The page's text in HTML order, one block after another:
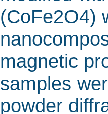
(CoFe2O4)
magnetic
samples
powder